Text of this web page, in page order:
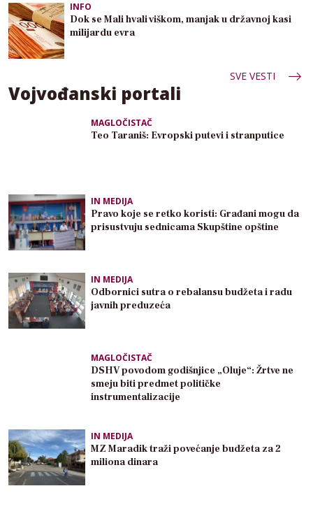
INFO
Dok se Mali hvali viškom, manjak u državnoj kasi
milijardu evra
SVE VESTI
Vojvođanski portali
MAGLOČISTAČ
Teo Taraniš: Evropski putevi i stranputice
IN MEDIJA
Pravo koje se retko koristi: Građani mogu da
prisustvuju sednicama Skupštine opštine
IN MEDIJA
Odbornici sutra o rebalansu budžeta i radu
javnih preduzeća
MAGLOČISTAČ
DSHV povodom godišnjice „Oluje“: Žrtve ne
smeju biti predmet političke
instrumentalizacije
IN MEDIJA
MZ Maradik traži povećanje budžeta za 2
miliona dinara